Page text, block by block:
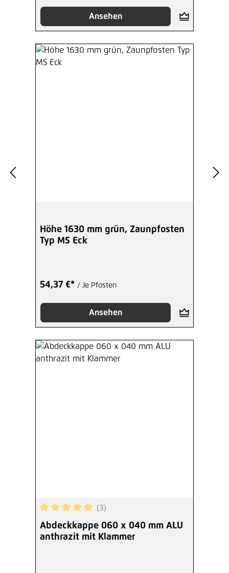
Ansehen
Höhe 1630 mm grün, Zaunpfosten
Typ MS Eck
54,37 €* / Je Pfosten
Ansehen
Durchschnittliche Bewertung von 5 von 5
(3)
Abdeckkappe 060 x 040 mm ALU
anthrazit mit Klammer